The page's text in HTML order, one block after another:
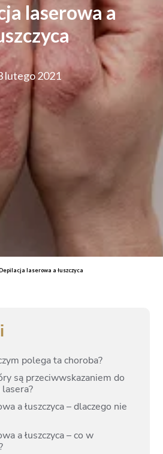
laserowa a
lutego 2021
laserowa a łuszczyca
polega ta choroba?
są przeciwwskazaniem do
a łuszczyca – dlaczego nie
a łuszczyca – co w